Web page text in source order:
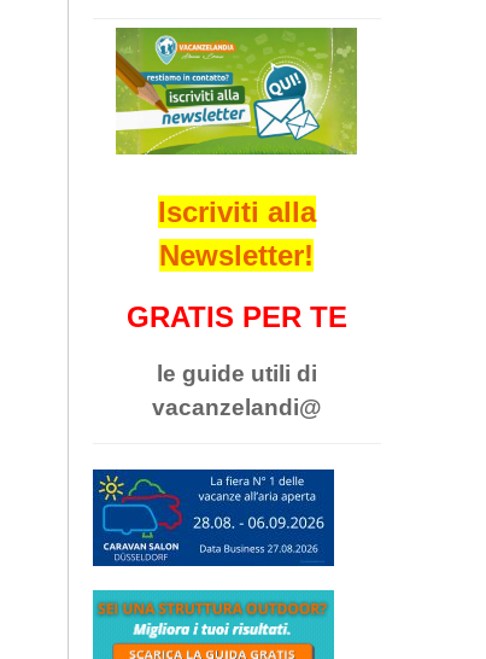
Iscriviti alla
Newsletter!
GRATIS PER TE
le guide utili di
vacanzelandi@